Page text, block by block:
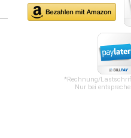
*Rechnung/
Nur bei